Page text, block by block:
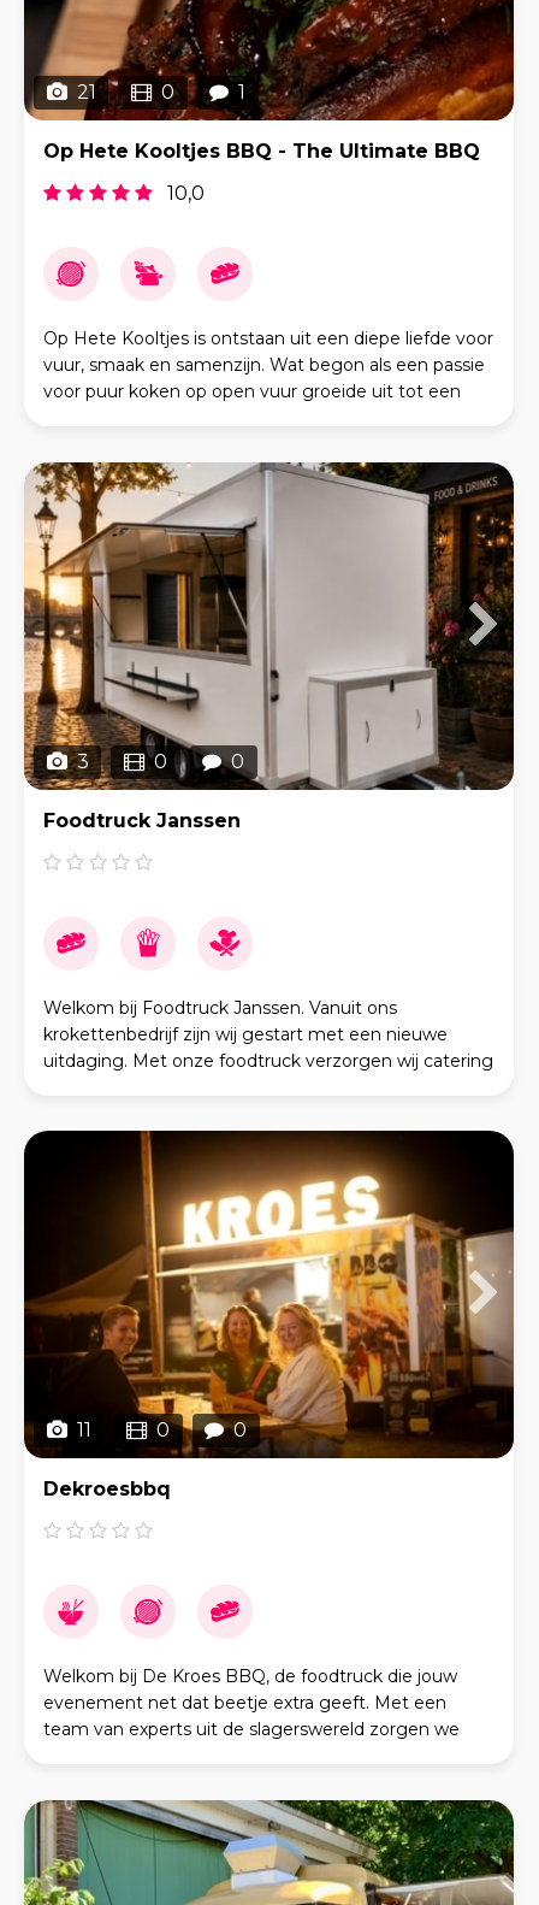
21 0 1
Op Hete Kooltjes BBQ - The Ultimate BBQ
10,0
Op Hete Kooltjes is ontstaan uit een diepe liefde voor
vuur, smaak en samenzijn. Wat begon als een passie
voor puur koken op open vuur groeide uit tot een
3 0 0
Foodtruck Janssen
Welkom bij Foodtruck Janssen. Vanuit ons
krokettenbedrijf zijn wij gestart met een nieuwe
uitdaging. Met onze foodtruck verzorgen wij catering
11 0 0
Dekroesbbq
Welkom bij De Kroes BBQ, de foodtruck die jouw
evenement net dat beetje extra geeft. Met een
team van experts uit de slagerswereld zorgen we